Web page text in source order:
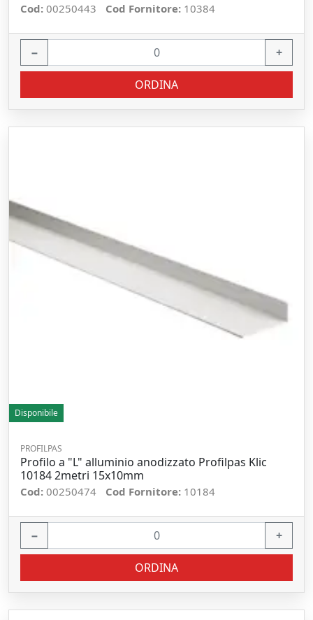
Cod: 00250443 Cod Fornitore: 10384
− +
ORDINA
Disponibile
PROFILPAS
Profilo a "L" alluminio anodizzato Profilpas Klic
10184 2metri 15x10mm
Cod: 00250474 Cod Fornitore: 10184
− +
ORDINA